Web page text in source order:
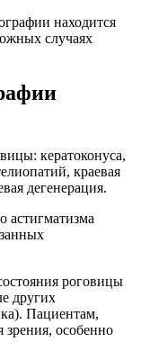
находится
случаях
кератоконуса,
краевая
дегенерация.
астигматизма
роговицы
других
Пациентам,
зрения, особенно